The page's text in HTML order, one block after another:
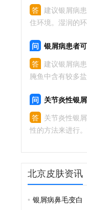
患者可能需要长
很多患者可以通
答
建议银屑病
住环境。湿润的
湿霜来增加室内
促进血液循环，
室内23-25摄氏度
问 银屑病患者
答
建议银屑病
腌鱼中含有较多
腌鱼的摄入量，
外，饮食要均衡
蛋白质和必需脂
问 关节炎性银
答
关节炎性银
性的方法来进行
局部药物等。其
物和维生素D类药
使用紫外线照射
北京皮肤资讯
• 银屑病鼻毛变白